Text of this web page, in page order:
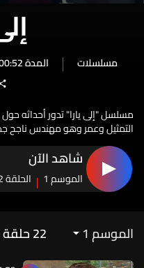
مسلسلات المدة 00:52
مسلسل "إلى يارا" تدور أحداثه
التمثيل وعمر وهو مهندس ناجح
شاهد الآن
الموسم 1 الحلقة 22- الحلقة الأخيرة
الموسم 1 22حلقة